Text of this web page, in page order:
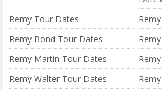
Remy Tour Dates
Remy Bond Tour Dates
Remy Martin Tour Dates
Remy
Remy Walter Tour Dates